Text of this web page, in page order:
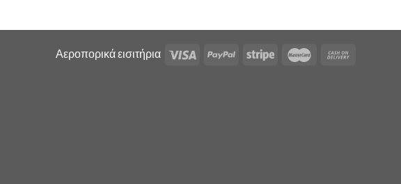
Αεροπορικά εισιτήρια